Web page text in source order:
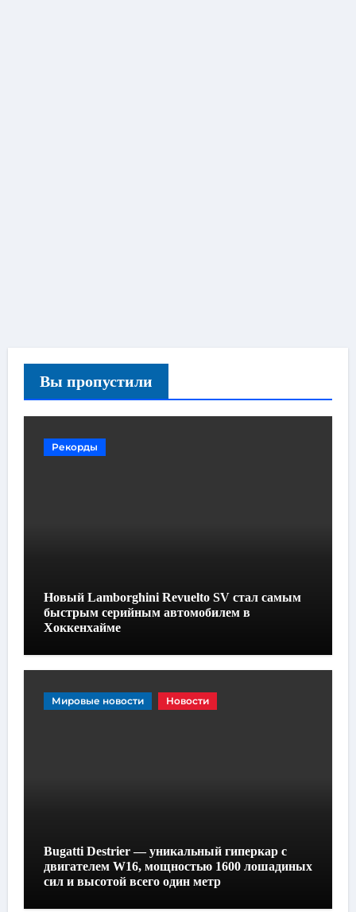
Вы пропустили
Рекорды
Новый Lamborghini Revuelto SV стал самым
быстрым серийным автомобилем в
Хоккенхайме
Мировые новости Новости
Bugatti Destrier — уникальный гиперкар с
двигателем W16, мощностью 1600 лошадиных
сил и высотой всего один метр